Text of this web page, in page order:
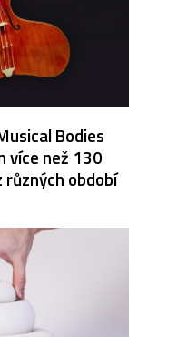
Bodies
více než 130
období